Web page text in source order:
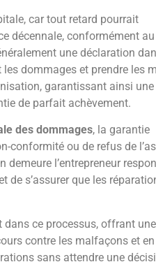
car tout retard pourrait
décennale, conformément
une déclaration
dommages et prendre les
garantissant ainsi une
de parfait achèvement.
des dommages, la garantie
conformité ou de refus de
l’entrepreneur
de s’assurer que les
dans ce processus, offrant une
contre les malfaçons et en
sans attendre une